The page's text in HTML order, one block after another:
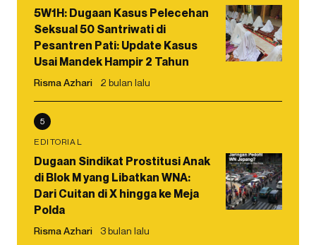
5W1H: Dugaan Kasus Pelecehan
Seksual 50 Santriwati di
Pesantren Pati: Update Kasus
Usai Mandek Hampir 2 Tahun
Risma Azhari 2 bulan lalu
5
EDITORIAL
Dugaan Sindikat Prostitusi Anak
di Blok M yang Libatkan WNA:
Dari Cuitan di X hingga ke Meja
Polda
Risma Azhari 3 bulan lalu